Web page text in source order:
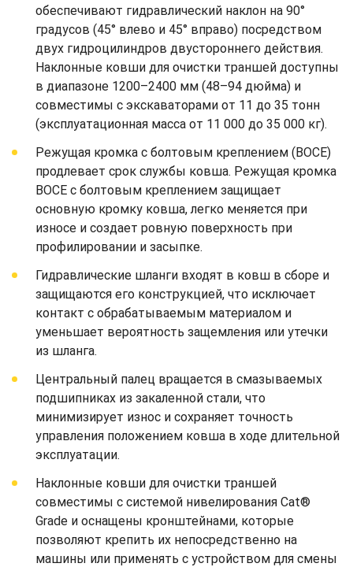
обеспечивают гидравлический наклон на 90°
градусов (45° влево и 45° вправо) посредством
двух гидроцилиндров двустороннего действия.
Наклонные ковши для очистки траншей доступны
в диапазоне 1200–2400 мм (48–94 дюйма) и
совместимы с экскаваторами от 11 до 35 тонн
(эксплуатационная масса от 11 000 до 35 000 кг).
Режущая кромка с болтовым креплением (BOCE)
продлевает срок службы ковша. Режущая кромка
BOCE с болтовым креплением защищает
основную кромку ковша, легко меняется при
износе и создает ровную поверхность при
профилировании и засыпке.
Гидравлические шланги входят в ковш в сборе и
защищаются его конструкцией, что исключает
контакт с обрабатываемым материалом и
уменьшает вероятность защемления или утечки
из шланга.
Центральный палец вращается в смазываемых
подшипниках из закаленной стали, что
минимизирует износ и сохраняет точность
управления положением ковша в ходе длительной
эксплуатации.
Наклонные ковши для очистки траншей
совместимы с системой нивелирования Cat®
Grade и оснащены кронштейнами, которые
позволяют крепить их непосредственно на
машины или применять с устройством для смены